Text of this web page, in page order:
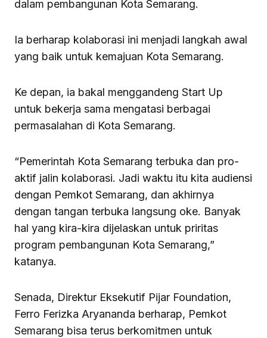
dalam pembangunan Kota Semarang.
Ia berharap kolaborasi ini menjadi langkah awal
yang baik untuk kemajuan Kota Semarang.
Ke depan, ia bakal menggandeng Start Up
untuk bekerja sama mengatasi berbagai
permasalahan di Kota Semarang.
“Pemerintah Kota Semarang terbuka dan pro-
aktif jalin kolaborasi. Jadi waktu itu kita audiensi
dengan Pemkot Semarang, dan akhirnya
dengan tangan terbuka langsung oke. Banyak
hal yang kira-kira dijelaskan untuk priritas
program pembangunan Kota Semarang,”
katanya.
Senada, Direktur Eksekutif Pijar Foundation,
Ferro Ferizka Aryananda berharap, Pemkot
Semarang bisa terus berkomitmen untuk